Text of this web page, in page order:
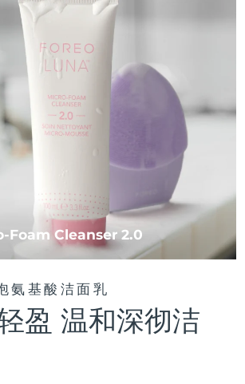
Foam Cleanser 2.0
氨基酸洁面乳
盈 温和深彻洁
men, anti-aging massage
4 mini
young skin, T-zone
4 go
护肤
cleansers & balm
设备
cleansing devices
line smoothing device
提拉护理
anti-aging skincare
设备
3 LED
infrared and red light therapy
3 mini
light therapy device for young skin
red light therapy
设备
4 plus
hybrid silicone sonic toothbrush
4 smile
silicone sonic toothbrush
ages 0-3
Teeth Whitening Set
设备
101
anti-aging
102
103
clinical anti-aging set
P1 Primer
honey primer
LED治疗
201
202
211
aging neck & décolleté LED mask
221
aging LED hand mask
hair strengthening scalp massager
Scalp Serum
护肤品
肌肤年轻化
Spectrum Red Light Therapy
502
Red Light Serum
预计送达日期
8/14/26
8/10/26
预计送达日期
8/10/26
预计送达日期8/10/26
预计送达日期 8/10/26